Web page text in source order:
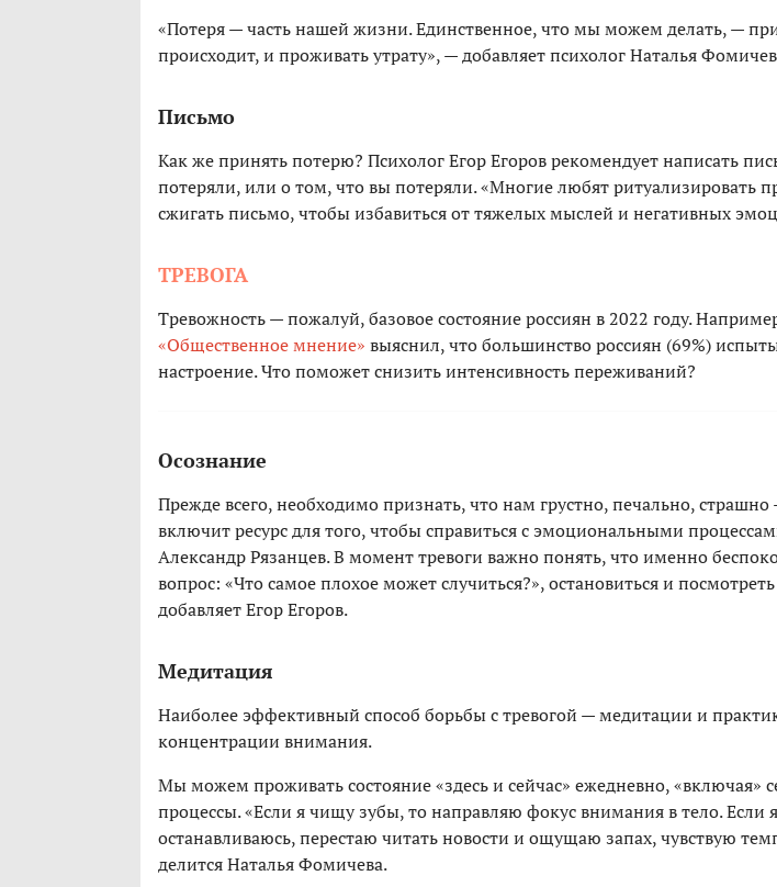
«Потеря — часть нашей жизни. Единственное, что мы можем делать, —
происходит, и проживать утрату», — добавляет психолог Наталья
Письмо
Как же принять потерю? Психолог Егор Егоров рекомендует написать
потеряли, или о том, что вы потеряли. «Многие любят ритуализировать
сжигать письмо, чтобы избавиться от тяжелых мыслей и негативных
ТРЕВОГА
Тревожность — пожалуй, базовое состояние россиян в 2022 году.
«Общественное мнение» выяснил, что большинство россиян (69%)
настроение. Что поможет снизить интенсивность переживаний?
Осознание
Прежде всего, необходимо признать, что нам грустно, печально, страшно
включит ресурс для того, чтобы справиться с эмоциональными
Александр Рязанцев. В момент тревоги важно понять, что именно
вопрос: «Что самое плохое может случиться?», остановиться и
добавляет Егор Егоров.
Медитация
Наиболее эффективный способ борьбы с тревогой — медитации и
концентрации внимания.
Мы можем проживать состояние «здесь и сейчас» ежедневно, «включая»
процессы. «Если я чищу зубы, то направляю фокус внимания в тело. Если
останавливаюсь, перестаю читать новости и ощущаю запах, чувствую
делится Наталья Фомичева.